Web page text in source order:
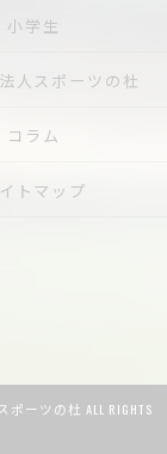
小学生
人スポーツの杜
コラム
トマップ
ーツの杜 ALL RIGHTS